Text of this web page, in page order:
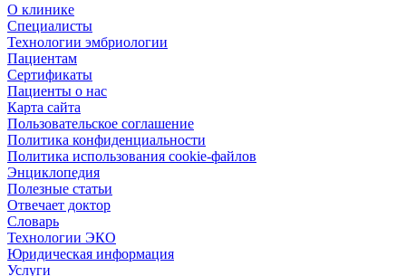
О клинике
Специалисты
Технологии эмбриологии
Пациентам
Сертификаты
Пациенты о нас
Карта сайта
Пользовательское соглашение
Политика конфиденциальности
Политика использования cookie-файлов
Энциклопедия
Полезные статьи
Отвечает доктор
Словарь
Технологии ЭКО
Юридическая информация
Услуги